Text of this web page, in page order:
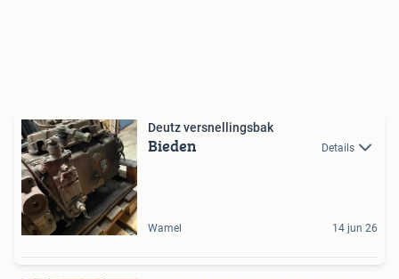
Deutz versnellingsbak
Bieden Details
Wamel 14 jun 26